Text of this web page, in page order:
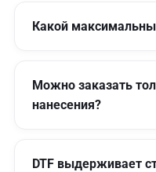
Какой
Можно заказать
нанесения?
DTF выдерживает